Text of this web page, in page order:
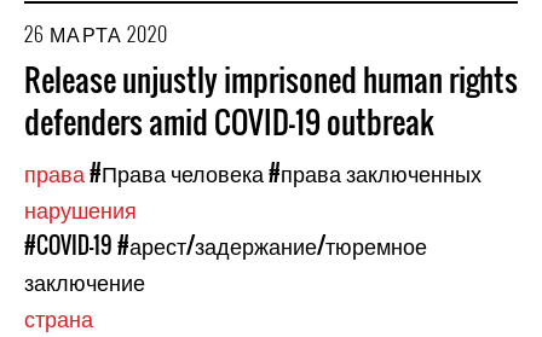
26 МАРТА 2020
Release unjustly imprisoned human rights
defenders amid COVID-19 outbreak
права#Права человека#права заключенных
нарушения
#COVID-19#арест/задержание/тюремное
заключение
страна